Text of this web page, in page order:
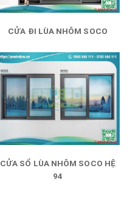
CỬA ĐI LÙA NHÔM SOCO
CỬA SỔ LÙA NHÔM SOCO HỆ
94